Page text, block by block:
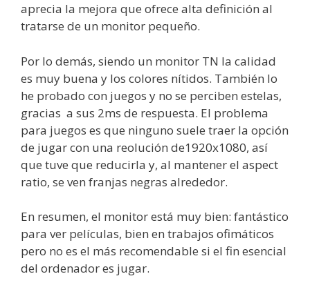
aprecia la mejora que ofrece alta definición al
tratarse de un monitor pequeño.
Por lo demás, siendo un monitor TN la calidad
es muy buena y los colores nítidos. También lo
he probado con juegos y no se perciben estelas,
gracias a sus 2ms de respuesta. El problema
para juegos es que ninguno suele traer la opción
de jugar con una reolución de1920x1080, así
que tuve que reducirla y, al mantener el aspect
ratio, se ven franjas negras alrededor.
En resumen, el monitor está muy bien: fantástico
para ver películas, bien en trabajos ofimáticos
pero no es el más recomendable si el fin esencial
del ordenador es jugar.